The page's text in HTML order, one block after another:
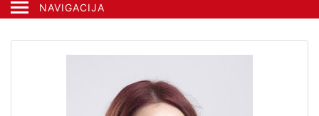
NAVIGACIJA